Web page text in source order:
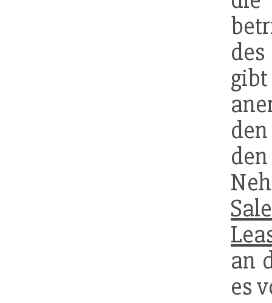
an
es